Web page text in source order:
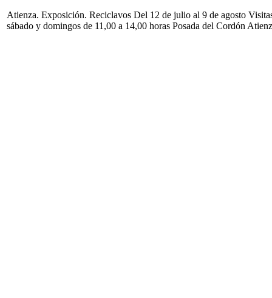
Atienza. Exposición. Reciclavos Del 12 de julio al 9 de agosto
sábado y domingos de 11,00 a 14,00 horas Posada del Cordón